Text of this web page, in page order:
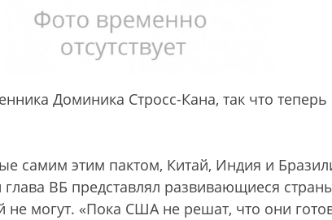
Доминика Стросс-Кана, так что
самим этим пактом, Китай, Индия и
ВБ представлял развивающиеся
не могут. «Пока США не решат, что они